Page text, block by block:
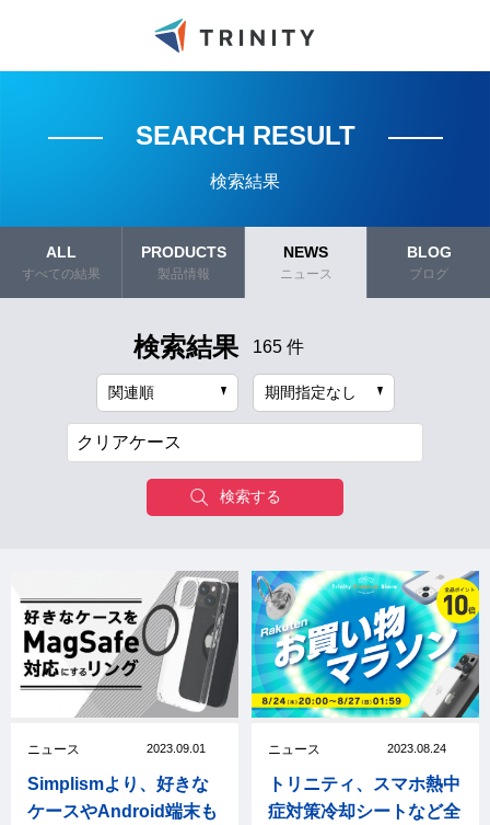
SEARCH RESULT
検索結果
ALL
すべての結果
PRODUCTS
製品情報
NEWS
ニュース
BLOG
ブログ
検索結果 165 件
ニュース 2023.09.01
Simplismより、好きな
ケースやAndroid端末も
ニュース 2023.08.24
トリニティ、スマホ熱中
症対策冷却シートなど全